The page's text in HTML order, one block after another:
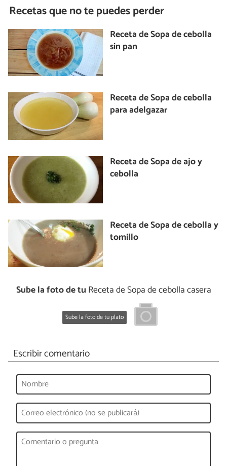
Recetas que no te puedes perder
Receta de Sopa de cebolla
sin pan
Receta de Sopa de cebolla
para adelgazar
Receta de Sopa de ajo y
cebolla
Receta de Sopa de cebolla y
tomillo
Sube la foto de tu Receta de Sopa de cebolla casera
Sube la foto de tu plato
Escribir comentario